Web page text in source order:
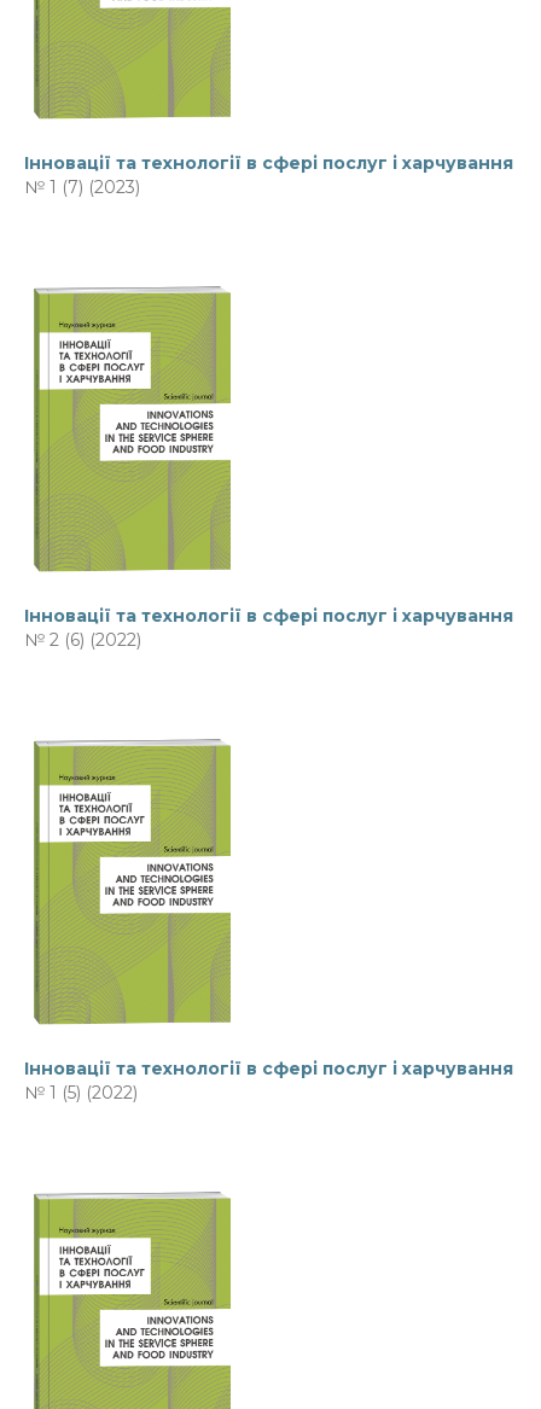
Інновації та технології в сфері послуг і харчування
№ 1 (7) (2023)
Інновації та технології в сфері послуг і харчування
№ 2 (6) (2022)
Інновації та технології в сфері послуг і харчування
№ 1 (5) (2022)